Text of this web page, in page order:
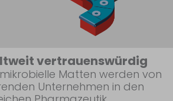
vertrauenswürdig
Matten werden von
Unternehmen in den